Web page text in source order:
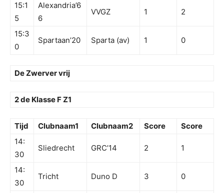
15:1
5
Alexandria’6
6
VVGZ 1 2
15:3
0
Spartaan’20 Sparta (av) 1 0
De Zwerver vrij
2 de Klasse F Z1
Tijd Clubnaam1 Clubnaam2 Score
Score
14:
30
Sliedrecht GRC’14 2 1
14:
30
Tricht Duno D 3 0